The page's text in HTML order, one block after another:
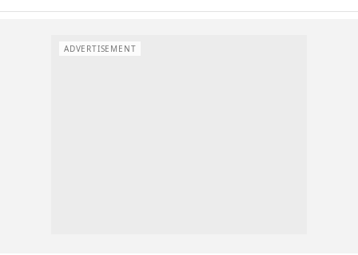
ADVERTISEMENT